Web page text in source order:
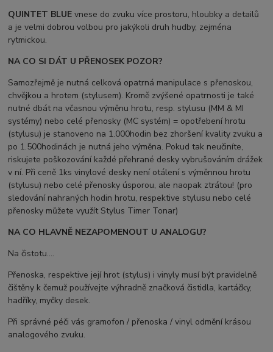
QUINTET BLUEvnese do zvuku více prostoru, hloubky a detailů
a je velmi dobrou volbou pro jakýkoli druh hudby, zejména
rytmickou.
NA CO SI DÁT U PŘENOSEK POZOR?
Samozřejmě je nutná celková opatrná manipulace s přenoskou,
chvějkou a hrotem (stylusem). Kromě zvýšené opatrnosti je také
nutné dbát na včasnou výměnu hrotu, resp. stylusu (MM & MI
systémy) nebo celé přenosky (MC systém) = opotřebení hrotu
(stylusu) je stanoveno na 1.000hodin bez zhoršení kvality zvuku a
po 1.500hodinách je nutná jeho výměna. Pokud tak neučiníte,
riskujete poškozování každé přehrané desky vybrušováním drážek
v ní. Při ceně 1ks vinylové desky není otálení s výměnnou hrotu
(stylusu) nebo celé přenosky úsporou, ale naopak ztrátou! (pro
sledování nahraných hodin hrotu, respektive stylusu nebo celé
přenosky můžete využít Stylus Timer Tonar)
NA CO HLAVNĚ NEZAPOMENOUT U ANALOGU?
Na čistotu....
Přenoska, respektive její hrot (stylus) i vinyly musí být pravidelně
čištěny k čemuž používejte výhradně značková čistidla, kartáčky,
hadříky, myčky desek.
Při správné péči vás gramofon / přenoska / vinyl odmění krásou
analogového zvuku.